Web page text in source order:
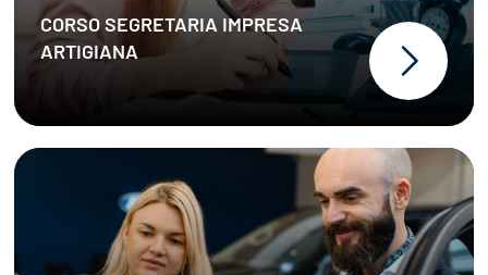
CORSO SEGRETARIA IMPRESA
ARTIGIANA